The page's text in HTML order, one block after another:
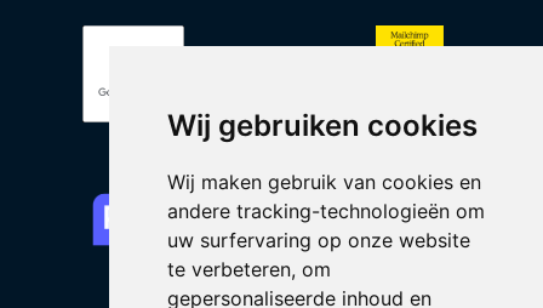
Wij gebruiken cookies
Wij maken gebruik van cookies en
andere tracking-technologieën om
uw surfervaring op onze website
te verbeteren, om
gepersonaliseerde inhoud en